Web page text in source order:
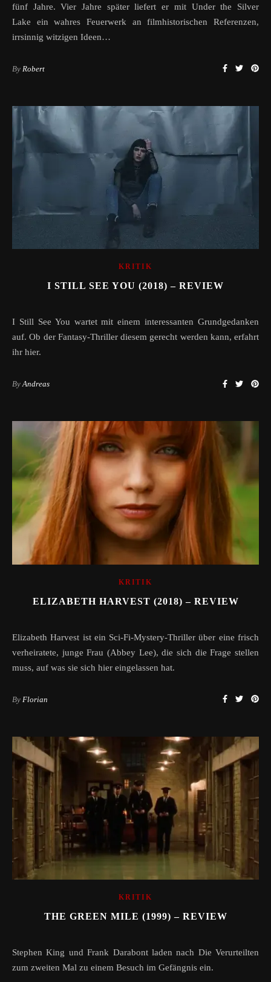
fünf Jahre. Vier Jahre später liefert er mit Under the Silver
Lake ein wahres Feuerwerk an filmhistorischen Referenzen,
irrsinnig witzigen Ideen…
By Robert
KRITIK
I STILL SEE YOU (2018) – REVIEW
I Still See You wartet mit einem interessanten Grundgedanken
auf. Ob der Fantasy-Thriller diesem gerecht werden kann, erfahrt
ihr hier.
ByAndreas
KRITIK
ELIZABETH HARVEST (2018) – REVIEW
Elizabeth Harvest ist ein Sci-Fi-Mystery-Thriller über eine frisch
verheiratete, junge Frau (Abbey Lee), die sich die Frage stellen
muss, auf was sie sich hier eingelassen hat.
By Florian
KRITIK
THE GREEN MILE (1999) – REVIEW
Stephen King und Frank Darabont laden nach Die Verurteilten
zum zweiten Mal zu einem Besuch im Gefängnis ein.